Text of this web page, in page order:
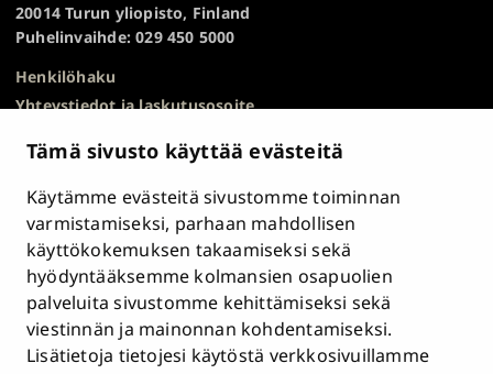
Tämä sivusto käyttää evästeitä
Käytämme evästeitä sivustomme toiminnan
varmistamiseksi, parhaan mahdollisen
käyttökokemuksen takaamiseksi sekä
hyödyntääksemme kolmansien osapuolien
palveluita sivustomme kehittämiseksi sekä
viestinnän ja mainonnan kohdentamiseksi.
Lisätietoja tietojesi käytöstä verkkosivuillamme
20014 Turun yliopisto, Finland
Puhelinvaihde: 029 450 5000
Henkilöhaku
Yhteystiedot ja laskutusosoite
HR Excellence in Research
Tietosuojailmoitus
Asiakirjajulkisuuskuvaus ja tietopyynnöt
Väärinkäytösepäilyt
Saavutettavuusseloste
Palaute
Intranet ja sähköiset työkalut
Evästeasetukset